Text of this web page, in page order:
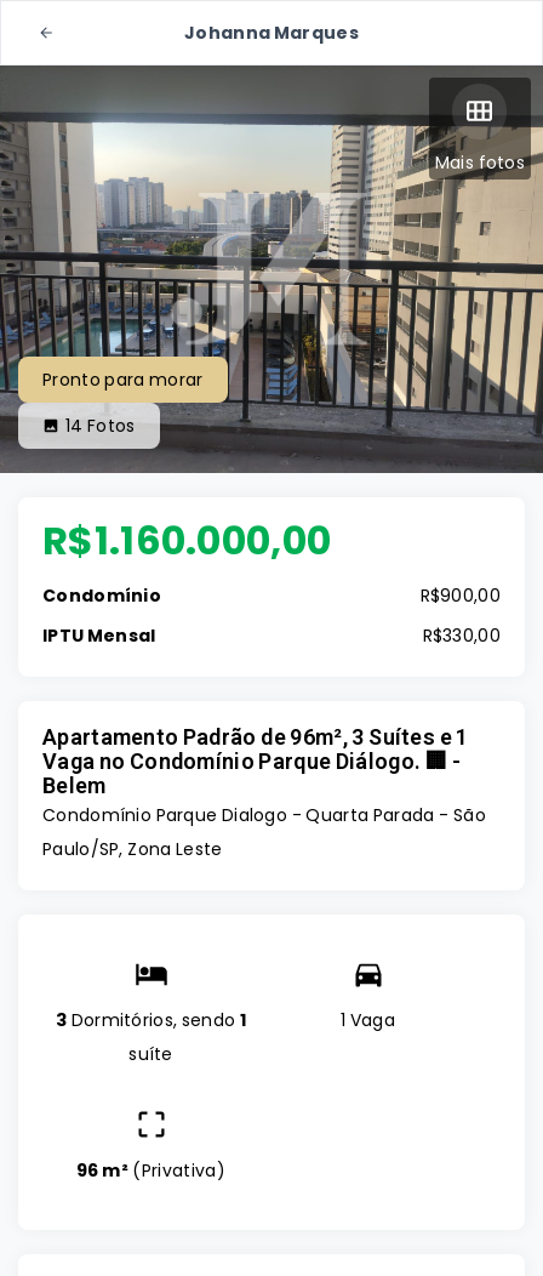
Johanna Marques
Mais fotos
Pronto para morar
14 Fotos
R$1.160.000,00
Condomínio
R$900,00
IPTU Mensal
R$330,00
Apartamento Padrão de 96m², 3 Suítes e 1
Vaga no Condomínio Parque Diálogo. 🏢 -
Belem
Condomínio Parque Dialogo -Quarta Parada - São
Paulo/SP, Zona Leste
3 Dormitórios, sendo 1
suíte
1 Vaga
96 m² (Privativa)